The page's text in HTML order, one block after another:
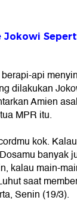
Jokowi
api
dilakukan
Amien
MPR itu.
kok.
banyak
kalau main-
saat
Senin (19/3).